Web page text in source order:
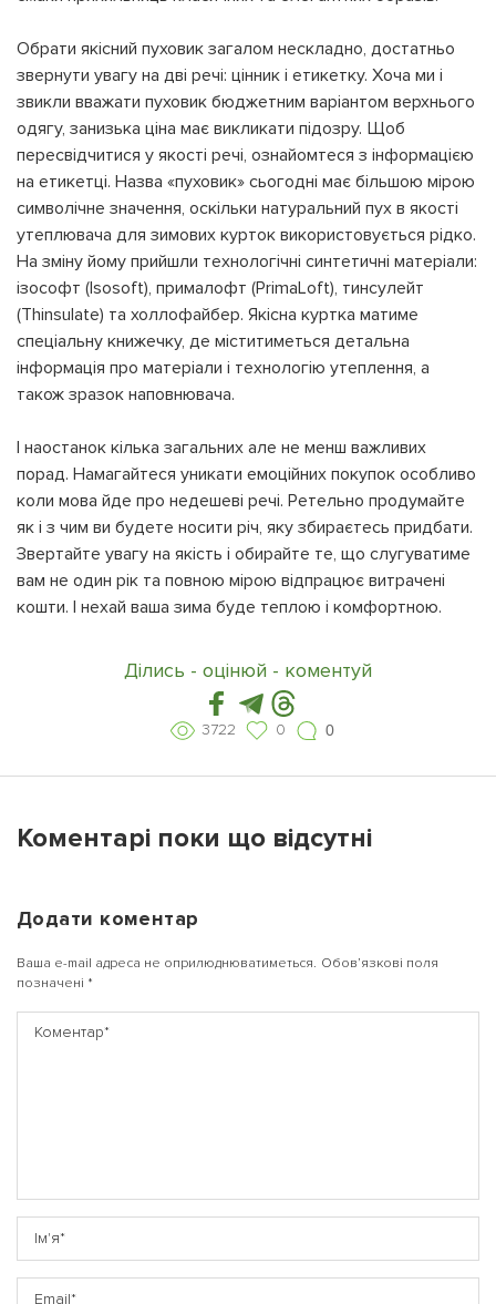
Обрати якісний пуховик загалом нескладно, достатньо
звернути увагу на дві речі: цінник і етикетку. Хоча ми і
звикли вважати пуховик бюджетним варіантом верхнього
одягу, занизька ціна має викликати підозру. Щоб
пересвідчитися у якості речі, ознайомтеся з інформацією
на етикетці. Назва «пуховик» сьогодні має більшою мірою
символічне значення, оскільки натуральний пух в якості
утеплювача для зимових курток використовується рідко.
На зміну йому прийшли технологічні синтетичні матеріали:
ізософт (Isosoft), прималофт (PrimaLoft), тинсулейт
(Thinsulate) та холлофайбер. Якісна куртка матиме
спеціальну книжечку, де міститиметься детальна
інформація про матеріали і технологію утеплення, а
також зразок наповнювача.
І наостанок кілька загальних але не менш важливих
порад. Намагайтеся уникати емоційних покупок особливо
коли мова йде про недешеві речі. Ретельно продумайте
як і з чим ви будете носити річ, яку збираєтесь придбати.
Звертайте увагу на якість і обирайте те, що слугуватиме
вам не один рік та повною мірою відпрацює витрачені
кошти. І нехай ваша зима буде теплою і комфортною.
Ділись - оцінюй - коментуй
3722 0 0
Коментарі поки що відсутні
Додати коментар
Ваша e-mail адреса не оприлюднюватиметься. Обов’язкові поля
позначені *